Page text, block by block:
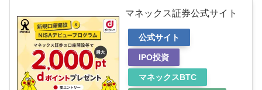
マネックス証券公式サイト
公式サイト
IPO投資
マネックスBTC